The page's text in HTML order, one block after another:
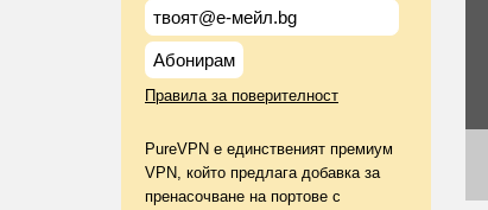
Абонирам
Правила за поверителност
PureVPN е единственият премиум
VPN, който предлага добавка за
пренасочване на портове с